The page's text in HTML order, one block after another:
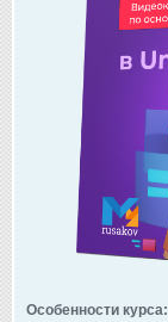
Особенности курса: